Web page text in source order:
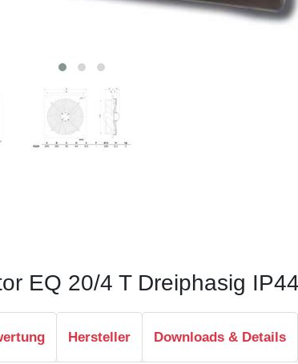
EQ 20/4 T Dreiphasig IP44
Hersteller Downloads & Details